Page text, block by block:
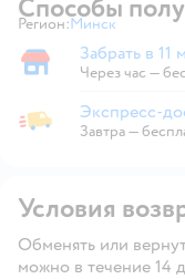
Способы
Регион: Выбор адреса
Минск
Забрать в магазине
Забрать в 11
Через час —
Экспресс-доставка из
Экспресс-
Завтра—
Условия
Обменять или
можно в течение 14